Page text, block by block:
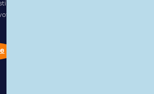
je všude dost, stačí si jen vybrat lokalitu,
tvým potřebám a představám. Směle